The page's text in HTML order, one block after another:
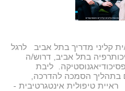
קליני מדריך בתל אביב לרגל
בתל אביב, דרוש/ה
ליבת
הסמכה להדרכה,
ראיית טיפולית אינטגרטיבית -